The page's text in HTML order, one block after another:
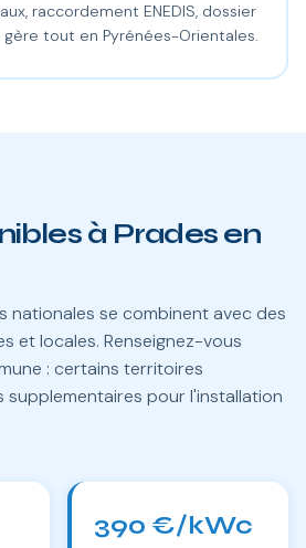
raccordement ENEDIS, dossier
gère tout en Pyrénées-Orientales.
à Prades en
nationales se combinent avec des
et locales. Renseignez-vous
: certains territoires
pour l'installation
390 €/kWc